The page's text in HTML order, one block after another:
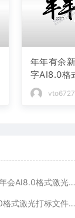
年年有余
字AI8.0格
件通用矢量
遂风领航向阳而生易拉罐企业年会AI8.0格式激光打标文件通用矢量图
年年有余新春贺词艺术字AI8.0格式激光打标文件通用矢量图